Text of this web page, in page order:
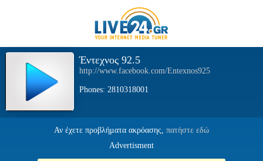
Έντεχνος 92.5
http://www.facebook.com/Entexnos925
Phones: 2810318001
Αν έχετε προβλήματα ακρόασης, πατήστε εδώ
Advertisment